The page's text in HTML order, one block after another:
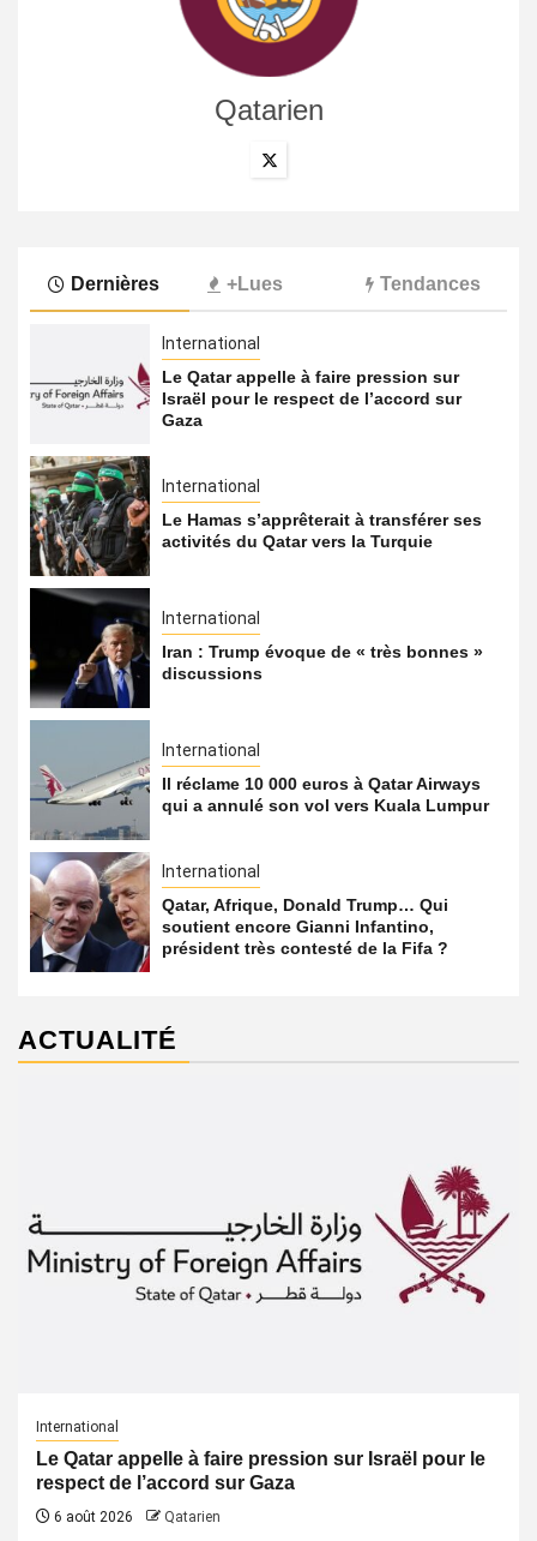
Qatarien
Dernières +Lues Tendances
International
Le Qatar appelle à faire pression sur
Israël pour le respect de l’accord sur
Gaza
International
Le Hamas s’apprêterait à transférer ses
activités du Qatar vers la Turquie
International
Iran : Trump évoque de « très bonnes »
discussions
International
Il réclame 10 000 euros à Qatar Airways
qui a annulé son vol vers Kuala Lumpur
International
Qatar, Afrique, Donald Trump… Qui
soutient encore Gianni Infantino,
président très contesté de la Fifa ?
ACTUALITÉ
International
Le Qatar appelle à faire pression sur Israël pour le
respect de l’accord sur Gaza
6 août 2026 Qatarien